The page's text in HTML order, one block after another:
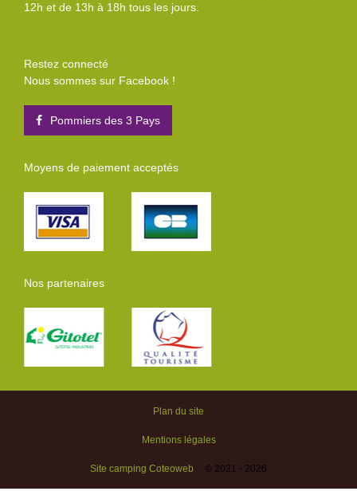
12h et de 13h à 18h tous les jours.
Restez connecté
Nous sommes sur Facebook !
Pommiers des 3 Pays
Moyens de paiement acceptés
Nos partenaires
Plan du site
Mentions légales
Site camping Coteoweb © 2021 - 2026